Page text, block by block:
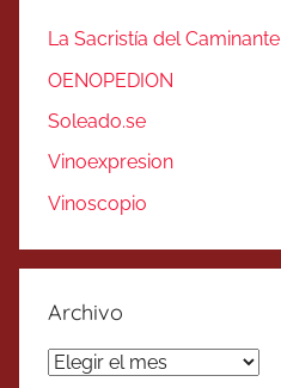
La Sacristía del Caminante
OENOPEDION
Soleado.se
Vinoexpresion
Vinoscopio
Archivo
Archivo